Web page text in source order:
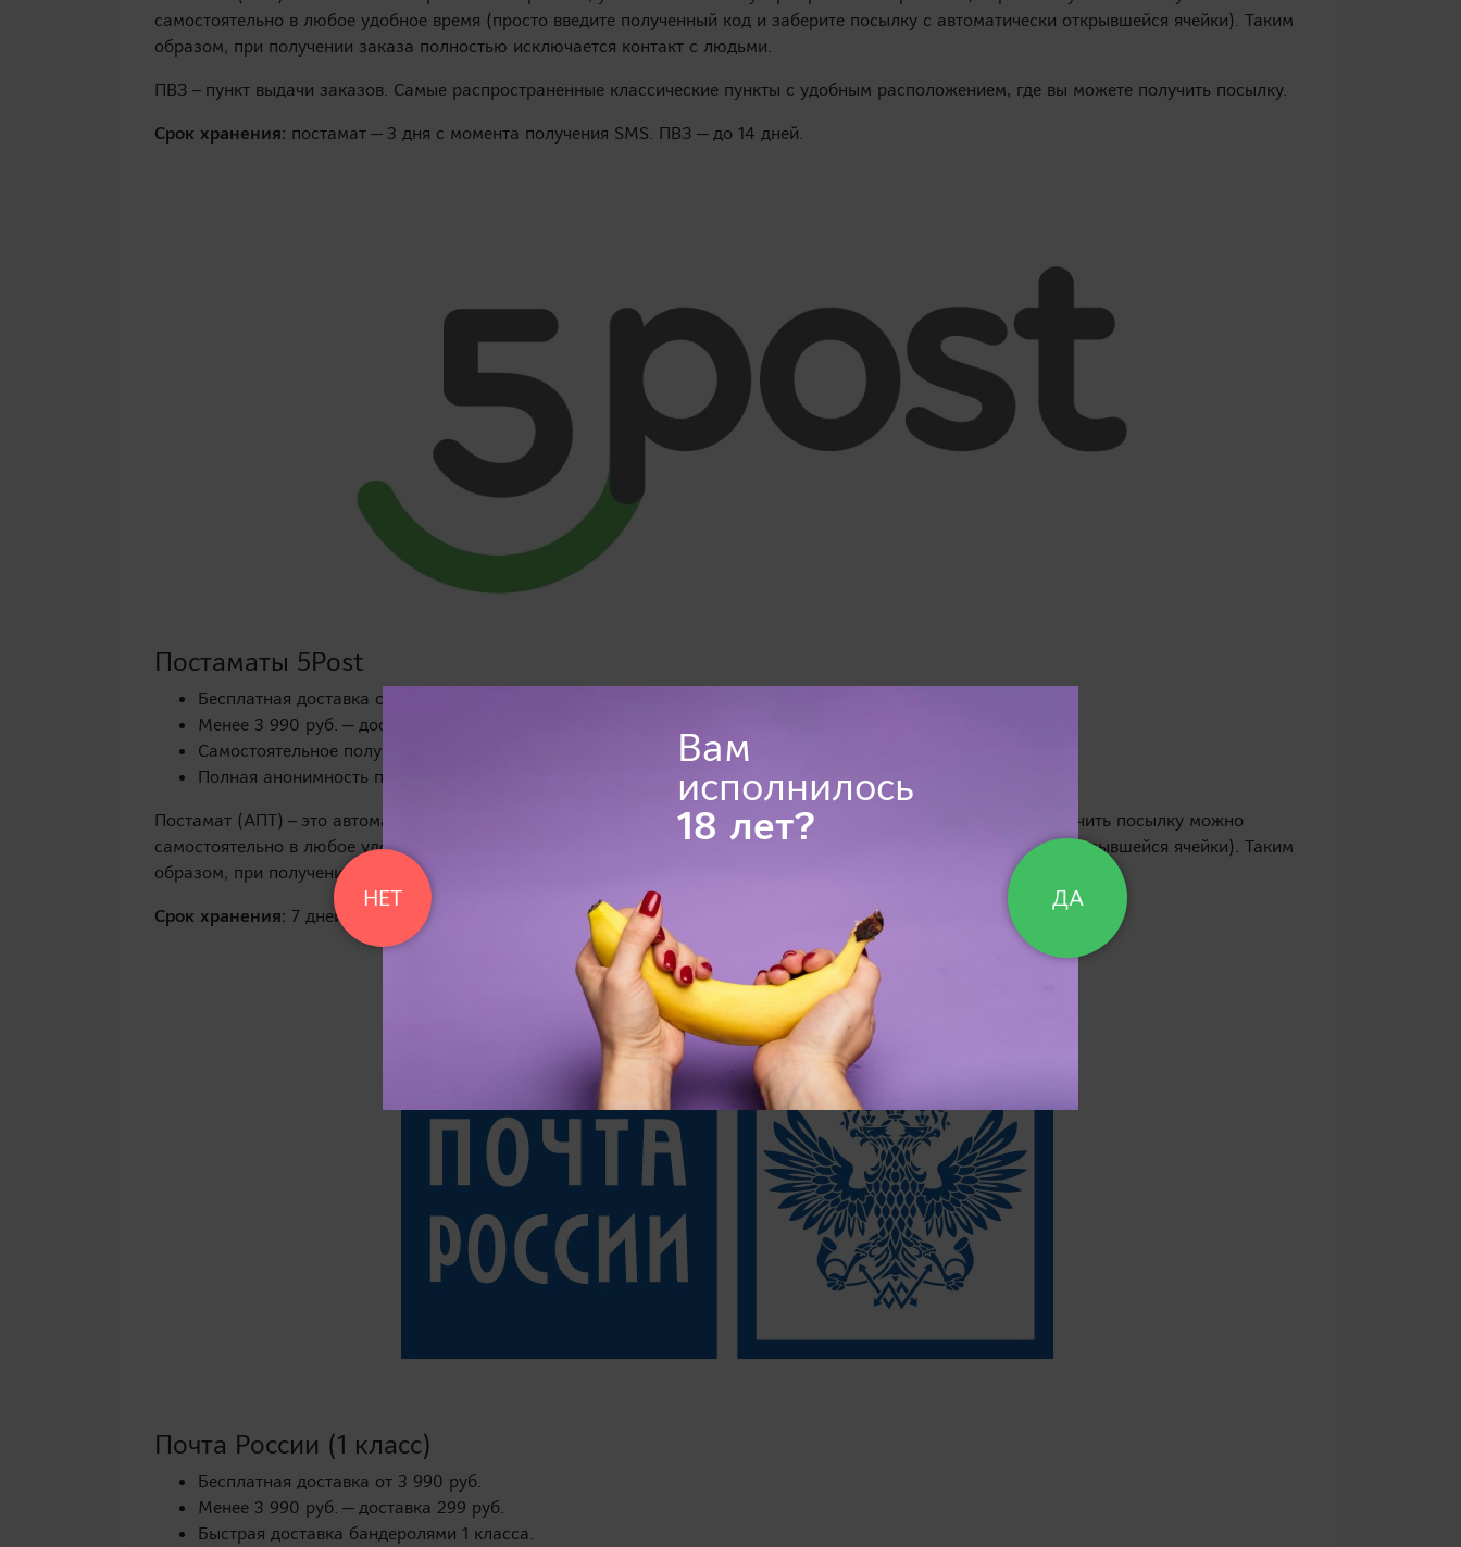
самостоятельно в любое удобное время (просто введите полученный код и заберите посылку с автоматически открывшейся ячейки). Таким
образом, при получении заказа полностью исключается контакт с людьми.
ПВЗ – пункт выдачи заказов. Самые распространенные классические пункты с удобным расположением, где вы можете получить посылку.
Срок хранения: постамат — 3 дня с момента получения SMS. ПВЗ — до 14 дней.
Постаматы 5Post
Бесплатная доставка от 3 990 руб.
Менее 3 990 руб. — доставка 299 руб.
Самостоятельное получение заказа в постамате по SMS-коду, от вас нужен только номер телефона.
Полная анонимность при выдаче заказа, отсутствие очередей, документы не требуются.
Постамат (АПТ) – это автоматизированный терминал, установленный в супермаркетах и торговых центрах. Получить посылку можно
самостоятельно в любое удобное время (просто введите полученный код и заберите посылку с автоматически открывшейся ячейки). Таким
образом, при получении заказа полностью исключается контакт с людьми.
Срок хранения: 7 дней с момента получения SMS.
Почта России (1 класс)
Бесплатная доставка от 3 990 руб.
Менее 3 990 руб. — доставка 299 руб.
Быстрая доставка бандеролями 1 класса.
Вам
исполнилось
18 лет?
НЕТ ДА